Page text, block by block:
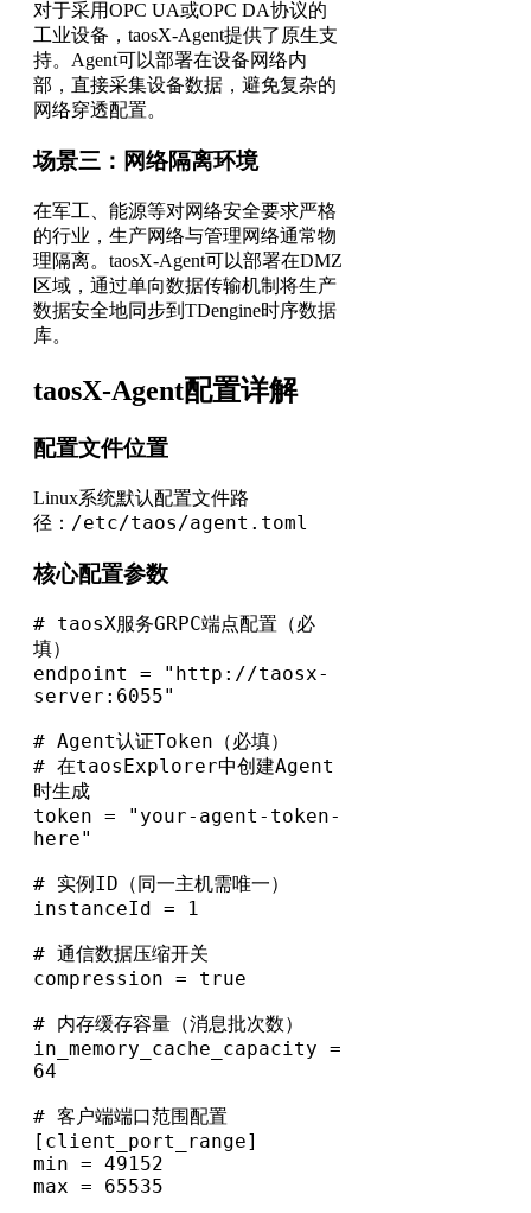
对于采用OPC UA或OPC DA协议的
工业设备，taosX-Agent提供了原生支
持。Agent可以部署在设备网络内
部，直接采集设备数据，避免复杂的
网络穿透配置。
场景三：网络隔离环境
在军工、能源等对网络安全要求严格
的行业，生产网络与管理网络通常物
理隔离。taosX-Agent可以部署在DMZ
区域，通过单向数据传输机制将生产
数据安全地同步到TDengine时序数据
库。
taosX-Agent配置详解
配置文件位置
Linux系统默认配置文件路
径： /etc/taos/agent.toml
核心配置参数
# taosX服务GRPC端点配置（必
填）
endpoint = "http://taosx-
server:6055"
# Agent认证Token（必填）
# 在taosExplorer中创建Agent
时生成
token = "your-agent-token-
here"
# 实例ID（同一主机需唯一）
instanceId = 1
# 通信数据压缩开关
compression = true
# 内存缓存容量（消息批次数）
in_memory_cache_capacity =
64
# 客户端端口范围配置
[client_port_range]
min = 49152
max = 65535